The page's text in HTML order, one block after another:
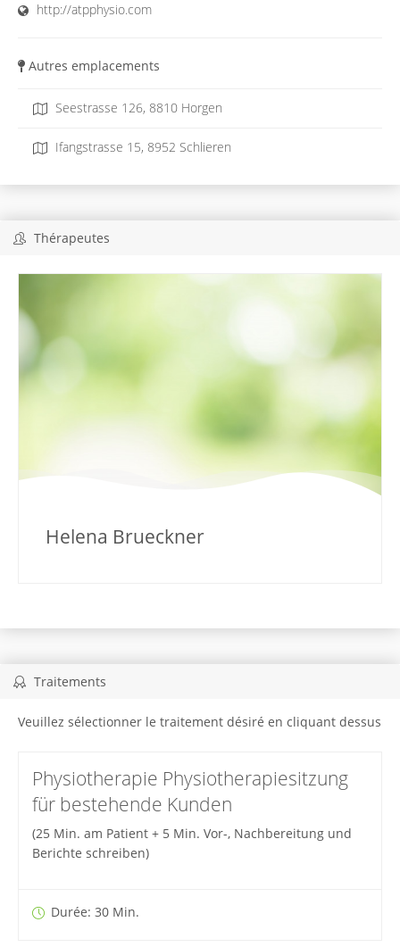
http://atpphysio.com
Autres emplacements
Seestrasse 126, 8810 Horgen
Ifangstrasse 15, 8952 Schlieren
Thérapeutes
Helena Brueckner
Traitements
Veuillez sélectionner le traitement désiré en cliquant dessus
Physiotherapie Physiotherapiesitzung
für bestehende Kunden
(25 Min. am Patient + 5 Min. Vor-, Nachbereitung und
Berichte schreiben)
Durée: 30 Min.